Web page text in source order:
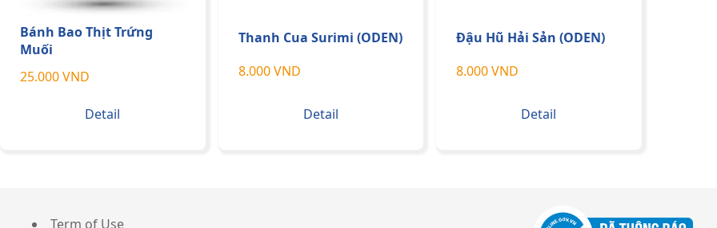
Bánh Bao Thịt Trứng
Muối
25.000 VND
Detail
Thanh Cua Surimi (ODEN)
8.000 VND
Detail
Đậu Hũ Hải Sản (ODEN)
8.000 VND
Detail
Term of Use